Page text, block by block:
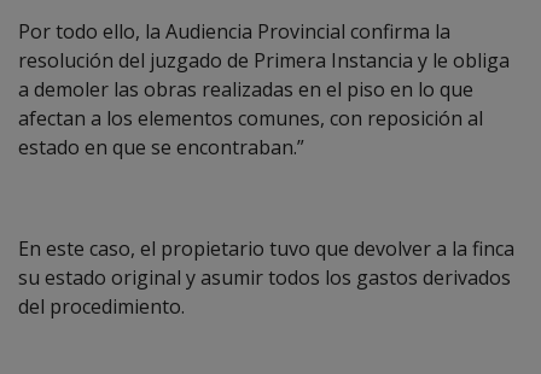
Por todo ello, la Audiencia Provincial confirma la
resolución del juzgado de Primera Instancia y le obliga
a demoler las obras realizadas en el piso en lo que
afectan a los elementos comunes, con reposición al
estado en que se encontraban.”
En este caso, el propietario tuvo que devolver a la finca
su estado original y asumir todos los gastos derivados
del procedimiento.